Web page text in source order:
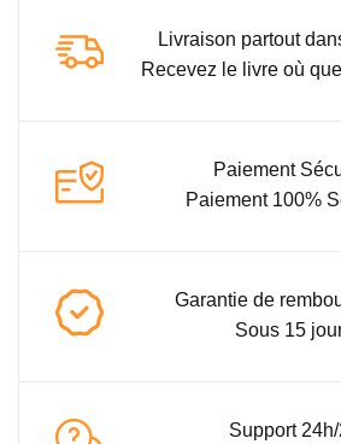
Livraison partout
Recevez le livre où
Paiement
Paiement 100%
Garantie de
Sous 15
Support